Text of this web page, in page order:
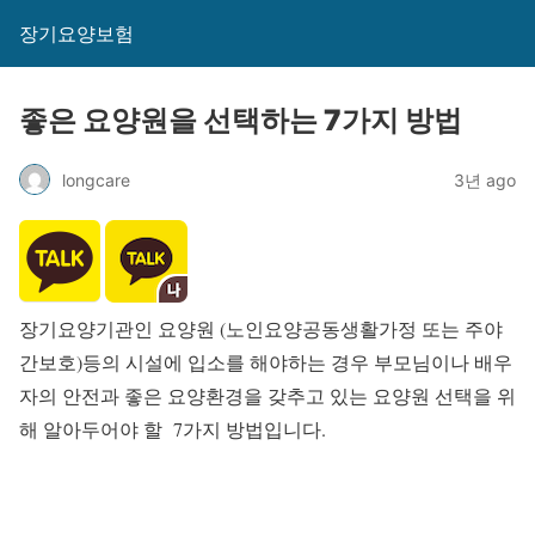
장기요양보험
좋은 요양원을 선택하는 7가지 방법
longcare 3년 ago
장기요양기관인 요양원 (노인요양공동생활가정 또는 주야
간보호)등의 시설에 입소를 해야하는 경우 부모님이나 배우
자의 안전과 좋은 요양환경을 갖추고 있는 요양원 선택을 위
해 알아두어야 할 7가지 방법입니다.